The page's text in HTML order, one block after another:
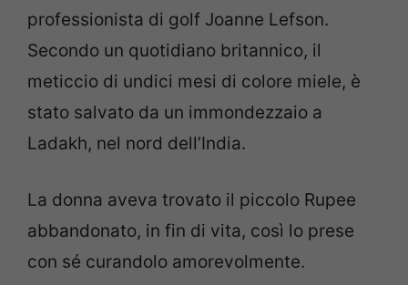
professionista di golf Joanne Lefson.
Secondo un quotidiano britannico, il
meticcio di undici mesi di colore miele, è
stato salvato da un immondezzaio a
Ladakh, nel nord dell’India.
La donna aveva trovato il piccolo Rupee
abbandonato, in fin di vita, così lo prese
con sé curandolo amorevolmente.